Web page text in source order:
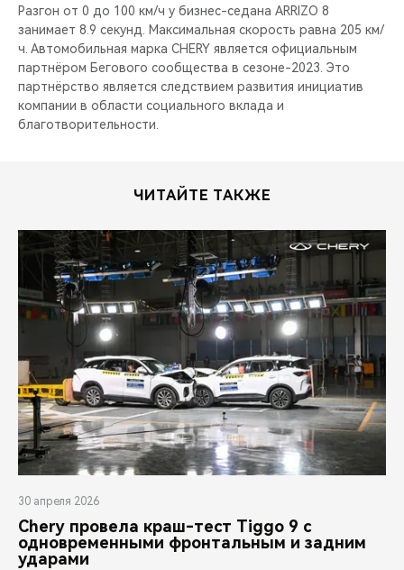
Разгон от 0 до 100 км/ч у бизнес-седана ARRIZO 8
занимает 8.9 секунд. Максимальная скорость равна 205 км/
ч. Автомобильная марка CHERY является официальным
партнёром Бегового сообщества в сезоне-2023. Это
партнёрство является следствием развития инициатив
компании в области социального вклада и
благотворительности.
ЧИТАЙТЕ ТАКЖЕ
30 апреля 2026
Chery провела краш-тест Tiggo 9 с
одновременными фронтальным и задним
ударами